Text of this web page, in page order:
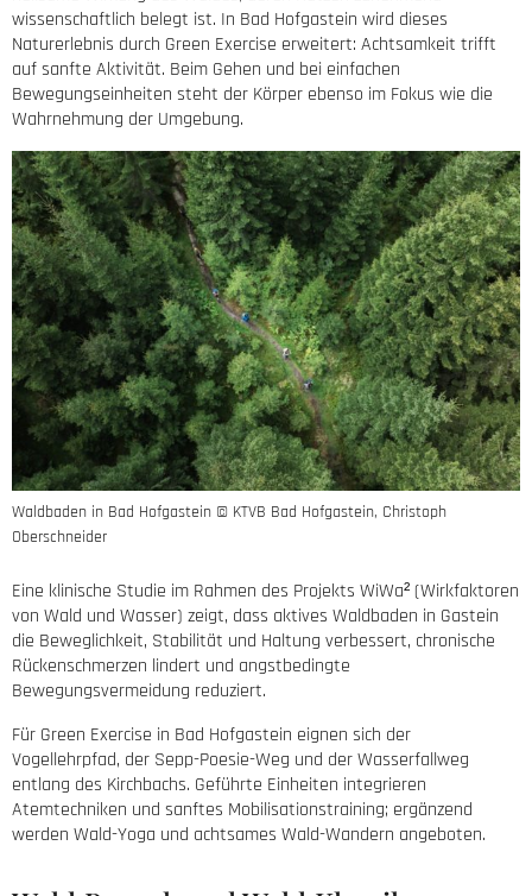
wissenschaftlich belegt ist. In Bad Hofgastein wird dieses
Naturerlebnis durch Green Exercise erweitert: Achtsamkeit trifft
auf sanfte Aktivität. Beim Gehen und bei einfachen
Bewegungseinheiten steht der Körper ebenso im Fokus wie die
Wahrnehmung der Umgebung.
Waldbaden in Bad Hofgastein © KTVB Bad Hofgastein, Christoph
Oberschneider
Eine klinische Studie im Rahmen des Projekts WiWa² (Wirkfaktoren
von Wald und Wasser) zeigt, dass aktives Waldbaden in Gastein
die Beweglichkeit, Stabilität und Haltung verbessert, chronische
Rückenschmerzen lindert und angstbedingte
Bewegungsvermeidung reduziert.
Für Green Exercise in Bad Hofgastein eignen sich der
Vogellehrpfad, der Sepp-Poesie-Weg und der Wasserfallweg
entlang des Kirchbachs. Geführte Einheiten integrieren
Atemtechniken und sanftes Mobilisationstraining; ergänzend
werden Wald-Yoga und achtsames Wald-Wandern angeboten.